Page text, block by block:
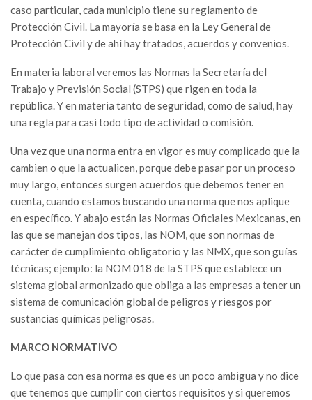
caso particular, cada municipio tiene su reglamento de
Protección Civil. La mayoría se basa en la Ley General de
Protección Civil y de ahí hay tratados, acuerdos y convenios.
En materia laboral veremos las Normas la Secretaría del
Trabajo y Previsión Social (STPS) que rigen en toda la
república. Y en materia tanto de seguridad, como de salud, hay
una regla para casi todo tipo de actividad o comisión.
Una vez que una norma entra en vigor es muy complicado que la
cambien o que la actualicen, porque debe pasar por un proceso
muy largo, entonces surgen acuerdos que debemos tener en
cuenta, cuando estamos buscando una norma que nos aplique
en específico. Y abajo están las Normas Oficiales Mexicanas, en
las que se manejan dos tipos, las NOM, que son normas de
carácter de cumplimiento obligatorio y las NMX, que son guías
técnicas; ejemplo: la NOM 018 de la STPS que establece un
sistema global armonizado que obliga a las empresas a tener un
sistema de comunicación global de peligros y riesgos por
sustancias químicas peligrosas.
MARCO NORMATIVO
Lo que pasa con esa norma es que es un poco ambigua y no dice
que tenemos que cumplir con ciertos requisitos y si queremos